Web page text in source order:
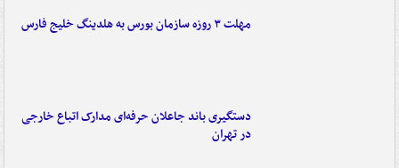
مهلت ۳ روزه سازمان بورس به هلدینگ خلیج فارس
دستگیری باند جاعلان حرفه‌ای مدارک اتباع خارجی
در تهران